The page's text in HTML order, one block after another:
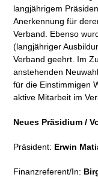
langjährigem
Anerkennung für
Verband. Ebenso
(langjähriger
Verband geehrt. Im
anstehenden
für die Einstimmigen
aktive Mitarbeit im
Neues Präsidium /
Präsident: Erwin
Finanzreferent/In: